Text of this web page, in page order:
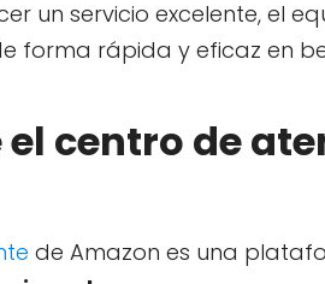
un servicio excelente, el
forma rápida y eficaz en
el centro de
de Amazon es una